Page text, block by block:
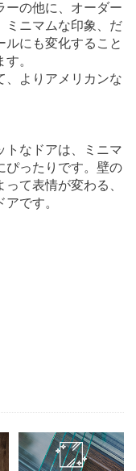
ーの他に、オーダー
ミニマムな印象、だ
ルにも変化すること
。
、よりアメリカンな
トなドアは、ミニマ
ぴったりです。壁の
て表情が変わる、
です。